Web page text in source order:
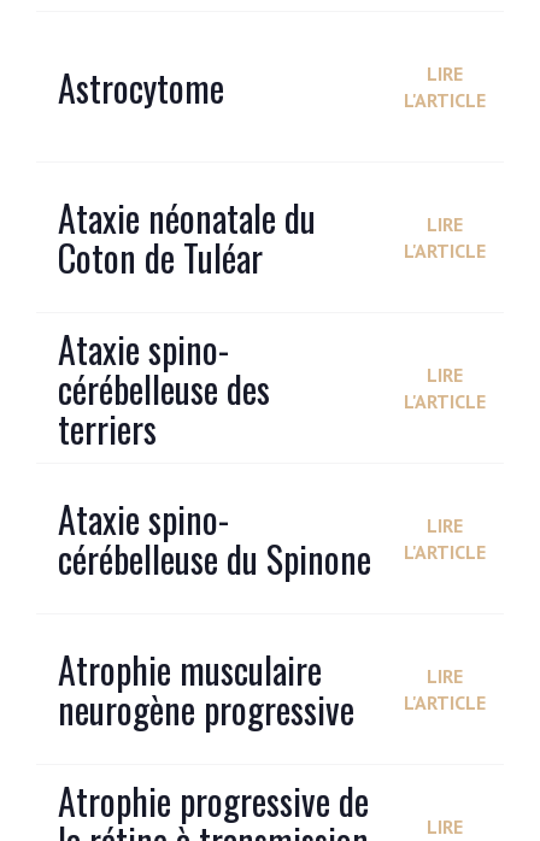
Astrocytome
LIRE
L'ARTICLE
Ataxie néonatale du
Coton de Tuléar
LIRE
L'ARTICLE
Ataxie spino-
cérébelleuse des
terriers
LIRE
L'ARTICLE
Ataxie spino-
cérébelleuse du Spinone
LIRE
L'ARTICLE
Atrophie musculaire
neurogène progressive
LIRE
L'ARTICLE
Atrophie progressive de
LIRE